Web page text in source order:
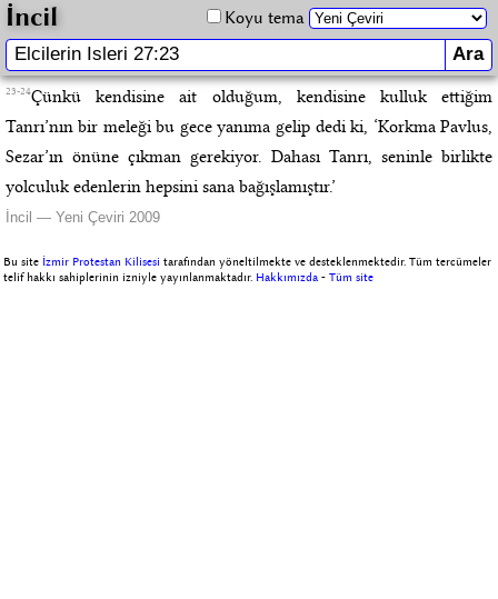
İncil Koyu tema
23-24Çünkü kendisine ait olduğum, kendisine kulluk ettiğim
Tanrı’nın bir meleği bu gece yanıma gelip dedi ki, ‘Korkma Pavlus,
Sezar’ın önüne çıkman gerekiyor. Dahası Tanrı, seninle birlikte
yolculuk edenlerin hepsini sana bağışlamıştır.’
İncil — Yeni Çeviri 2009
Bu site İzmir Protestan Kilisesi tarafından yöneltilmekte ve desteklenmektedir. Tüm tercümeler
telif hakkı sahiplerinin izniyle yayınlanmaktadır. Hakkımızda -Tüm site